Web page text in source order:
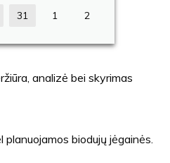
31 1 2
analizė bei skyrimas
planuojamos biodujų jėgainės.